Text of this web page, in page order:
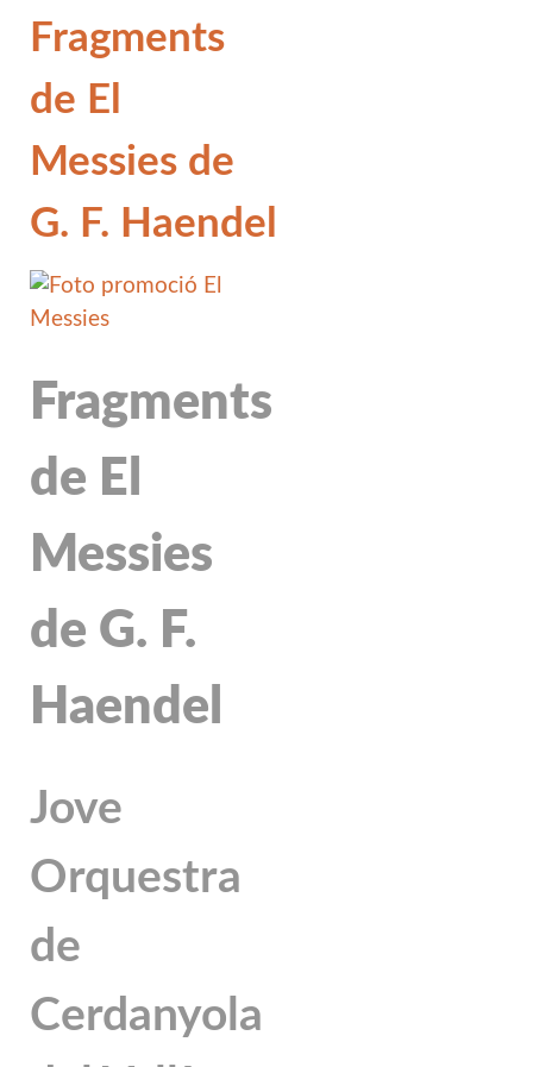
Fragments
de El
Messies de
G. F. Haendel
Fragments
de El
Messies
de G. F.
Haendel
Jove
Orquestra
de
Cerdanyola